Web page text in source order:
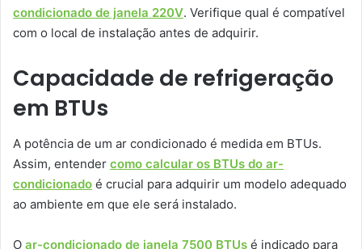
condicionado de janela 220V. Verifique qual é compatível
com o local de instalação antes de adquirir.
Capacidade de refrigeração
em BTUs
A potência de um ar condicionado é medida em BTUs.
Assim, entender como calcular os BTUs do ar-
condicionado é crucial para adquirir um modelo adequado
ao ambiente em que ele será instalado.
O ar-condicionado de janela 7500 BTUs é indicado para